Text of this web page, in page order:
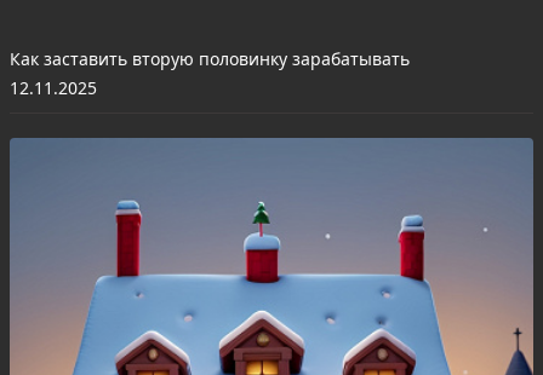
Как заставить вторую половинку зарабатывать
12.11.2025